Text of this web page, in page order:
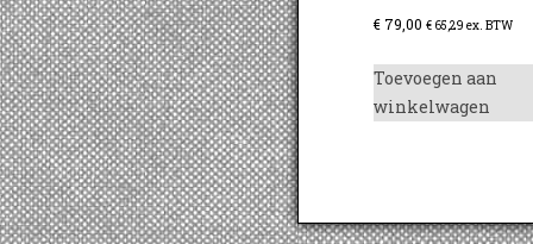
€ 79,00 € 65,29 ex. BTW
Toevoegen aan
winkelwagen